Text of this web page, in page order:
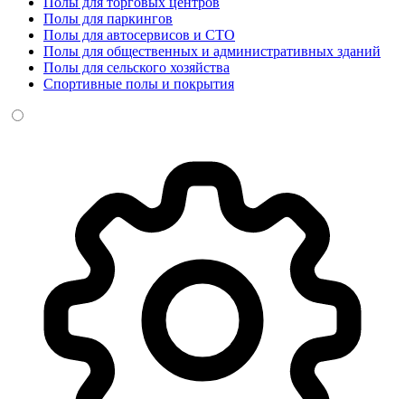
Полы для паркингов
Полы для автосервисов и СТО
Полы для общественных и административных зданий
Полы для сельского хозяйства
Спортивные полы и покрытия